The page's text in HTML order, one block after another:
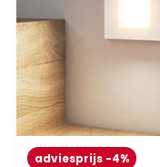
adviesprijs -4%